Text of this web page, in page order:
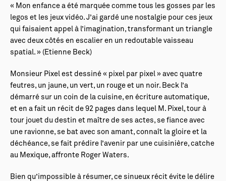
« Mon enfance a été marquée comme tous les gosses par les
legos et les jeux vidéo. J’ai gardé une nostalgie pour ces jeux
qui faisaient appel à l’imagination, transformant un triangle
avec deux côtés en escalier en un redoutable vaisseau
spatial. » (Etienne Beck)
Monsieur Pixel est dessiné « pixel par pixel » avec quatre
feutres, un jaune, un vert, un rouge et un noir. Beck l’a
démarré sur un coin de la cuisine, en écriture automatique,
et en a fait un récit de 92 pages dans lequel M. Pixel, tour à
tour jouet du destin et maître de ses actes, se fiance avec
une ravionne, se bat avec son amant, connaît la gloire et la
déchéance, se fait prédire l’avenir par une cuisinière, catche
au Mexique, affronte Roger Waters.
Bien qu’impossible à résumer, ce sinueux récit évite le délire